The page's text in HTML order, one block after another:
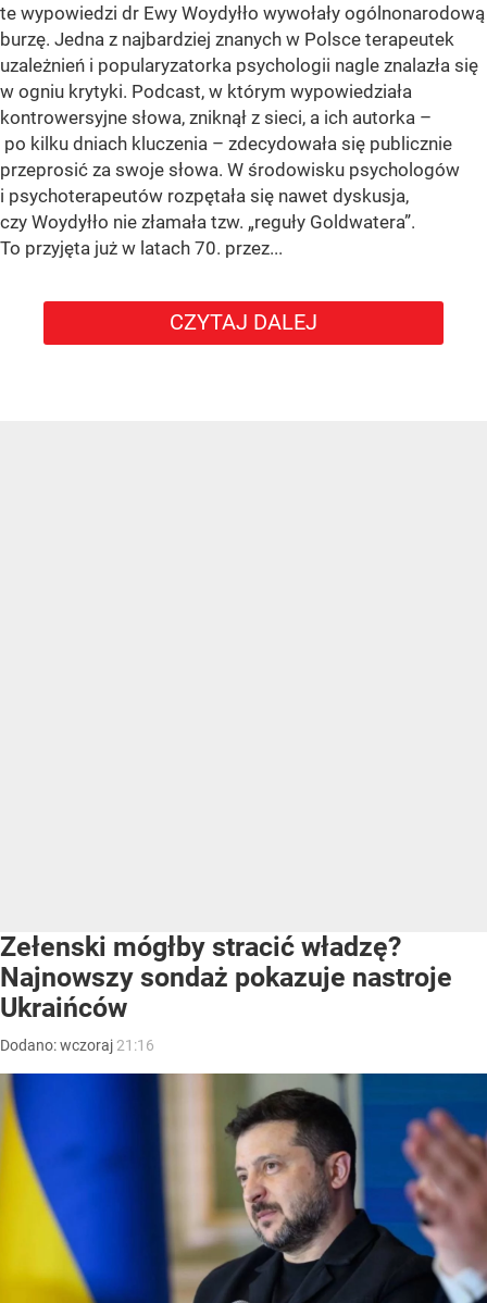
te wypowiedzi dr Ewy Woydyłło wywołały ogólnonarodową
burzę. Jedna z najbardziej znanych w Polsce terapeutek
uzależnień i popularyzatorka psychologii nagle znalazła się
w ogniu krytyki. Podcast, w którym wypowiedziała
kontrowersyjne słowa, zniknął z sieci, a ich autorka –
po kilku dniach kluczenia – zdecydowała się publicznie
przeprosić za swoje słowa. W środowisku psychologów
i psychoterapeutów rozpętała się nawet dyskusja,
czy Woydyłło nie złamała tzw. „reguły Goldwatera”.
To przyjęta już w latach 70. przez...
CZYTAJ DALEJ
Zełenski mógłby stracić władzę?
Najnowszy sondaż pokazuje nastroje
Ukraińców
Dodano:wczoraj 21:16